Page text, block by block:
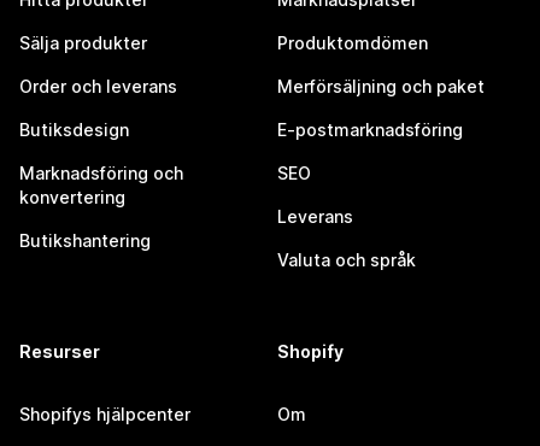
Sälja produkter
Order och leverans
Butiksdesign
Marknadsföring och
konvertering
Butikshantering
Produktomdömen
Merförsäljning och paket
E-postmarknadsföring
SEO
Leverans
Valuta och språk
Resurser
Shopifys hjälpcenter
Shopify
Om